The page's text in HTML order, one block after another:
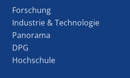
Forschung
Industrie & Technologie
Panorama
DPG
Hochschule